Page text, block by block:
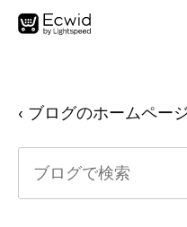
‹ ブログのホームペー